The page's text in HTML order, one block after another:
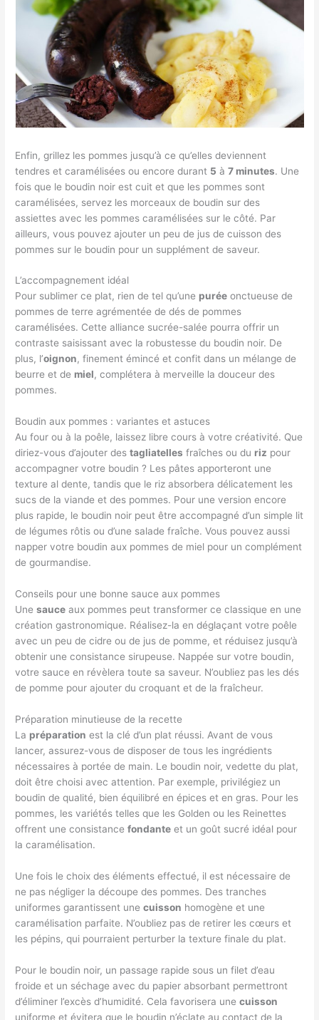
Enfin, grillez les pommes jusqu’à ce qu’elles deviennent
tendres et caramélisées ou encore durant 5 à7 minutes. Une
fois que le boudin noir est cuit et que les pommes sont
caramélisées, servez les morceaux de boudin sur des
assiettes avec les pommes caramélisées sur le côté. Par
ailleurs, vous pouvez ajouter un peu de jus de cuisson des
pommes sur le boudin pour un supplément de saveur.
L’accompagnement idéal
Pour sublimer ce plat, rien de tel qu’une purée onctueuse de
pommes de terre agrémentée de dés de pommes
caramélisées. Cette alliance sucrée-salée pourra offrir un
contraste saisissant avec la robustesse du boudin noir. De
plus, l’oignon, finement émincé et confit dans un mélange de
beurre et de miel, complétera à merveille la douceur des
pommes.
Boudin aux pommes : variantes et astuces
Au four ou à la poêle, laissez libre cours à votre créativité. Que
diriez-vous d’ajouter destagliatelles fraîches ou du riz pour
accompagner votre boudin ? Les pâtes apporteront une
texture al dente, tandis que le riz absorbera délicatement les
sucs de la viande et des pommes. Pour une version encore
plus rapide, le boudin noir peut être accompagné d’un simple lit
de légumes rôtis ou d’une salade fraîche. Vous pouvez aussi
napper votre boudin aux pommes de miel pour un complément
de gourmandise.
Conseils pour une bonne sauce aux pommes
Unesauce aux pommes peut transformer ce classique en une
création gastronomique. Réalisez-la en déglaçant votre poêle
avec un peu de cidre ou de jus de pomme, et réduisez jusqu’à
obtenir une consistance sirupeuse. Nappée sur votre boudin,
votre sauce en révèlera toute sa saveur. N’oubliez pas les dés
de pomme pour ajouter du croquant et de la fraîcheur.
Préparation minutieuse de la recette
La préparation est la clé d’un plat réussi. Avant de vous
lancer, assurez-vous de disposer de tous les ingrédients
nécessaires à portée de main. Le boudin noir, vedette du plat,
doit être choisi avec attention. Par exemple, privilégiez un
boudin de qualité, bien équilibré en épices et en gras. Pour les
pommes, les variétés telles que les Golden ou les Reinettes
offrent une consistancefondante et un goût sucré idéal pour
la caramélisation.
Une fois le choix des éléments effectué, il est nécessaire de
ne pas négliger la découpe des pommes. Des tranches
uniformes garantissent unecuisson homogène et une
caramélisation parfaite. N’oubliez pas de retirer les cœurs et
les pépins, qui pourraient perturber la texture finale du plat.
Pour le boudin noir, un passage rapide sous un filet d’eau
froide et un séchage avec du papier absorbant permettront
d’éliminer l’excès d’humidité. Cela favorisera unecuisson
uniforme et évitera que le boudin n’éclate au contact de la